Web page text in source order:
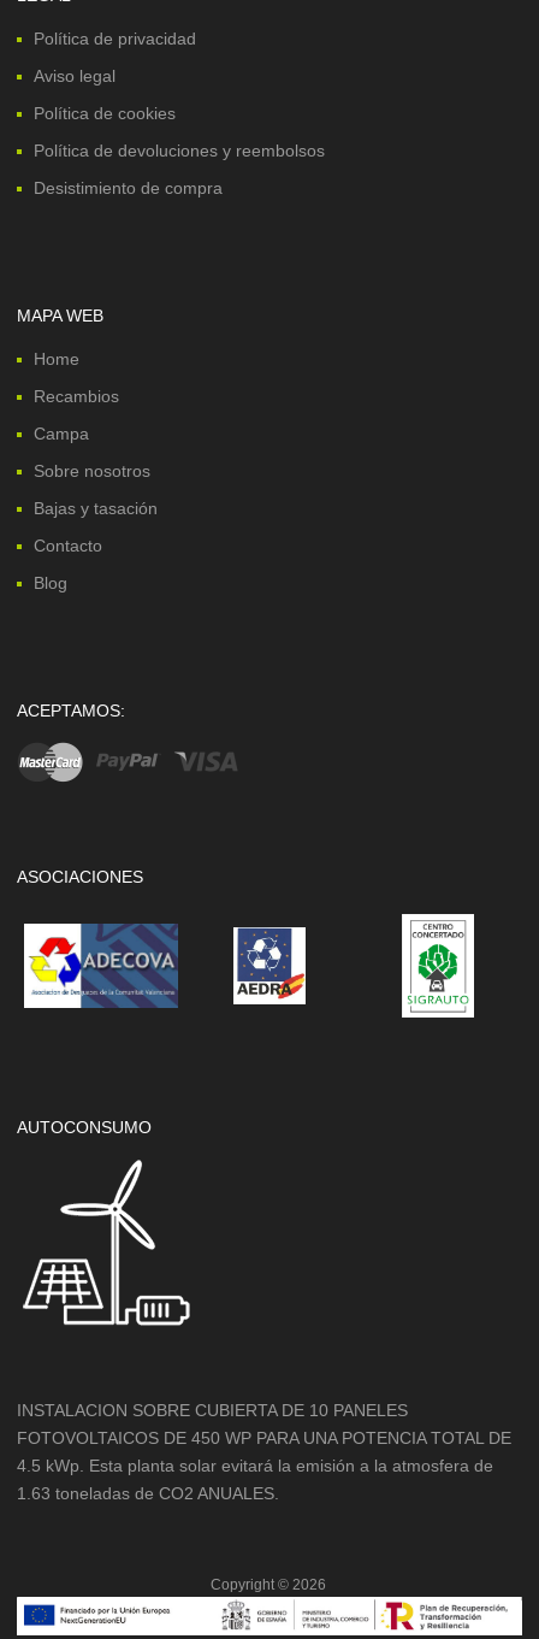
Política de privacidad
Aviso legal
Política de cookies
Política de devoluciones y reembolsos
Desistimiento de compra
MAPA WEB
Home
Recambios
Campa
Sobre nosotros
Bajas y tasación
Contacto
Blog
ACEPTAMOS:
ASOCIACIONES
AUTOCONSUMO
INSTALACION SOBRE CUBIERTA DE 10 PANELES
FOTOVOLTAICOS DE 450 WP PARA UNA POTENCIA TOTAL DE
4.5 kWp. Esta planta solar evitará la emisión a la atmosfera de
1.63 toneladas de CO2 ANUALES.
Copyright © 2026